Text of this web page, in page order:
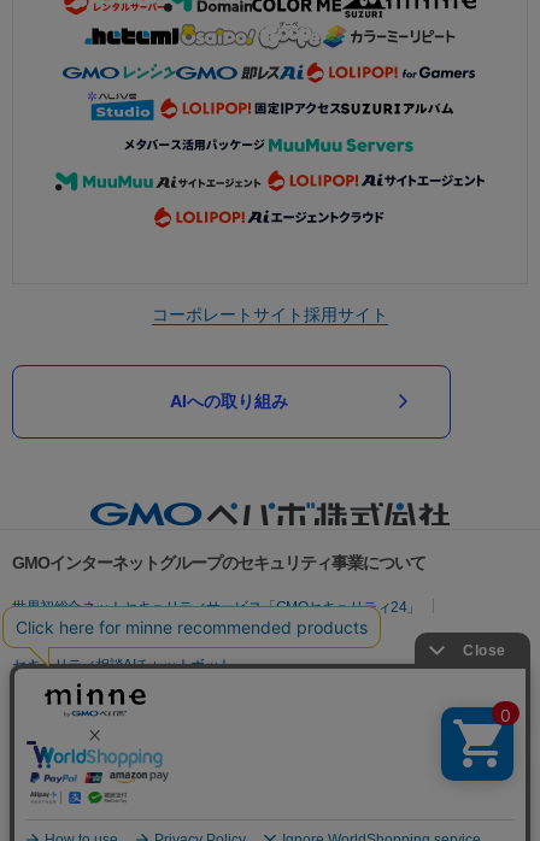
コーポレートサイト採用サイト
AIへの取り組み
GMOインターネットグループのセキュリティ事業について
世界初総合ネットセキュリティサービス「GMOセキュリティ24」
パスワード漏洩診断
Webサイトリスク診断
セキュリティ相談AIチャットボット
実在証明・盗聴対策
サイバー攻撃対策（GMO Flatt Security）
セキュリティ事業の軌跡